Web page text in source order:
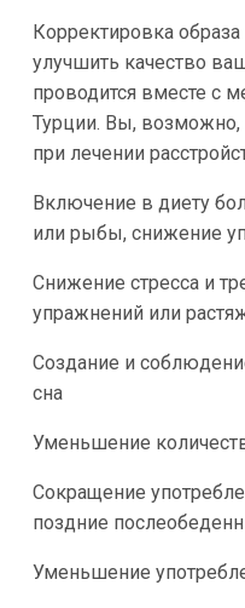
Корректировка
улучшить качество
проводится вместе с
Турции. Вы, возможно,
при лечении
Включение в диету
или рыбы, снижение
Снижение стресса и
упражнений или
Создание и
сна
Уменьшение
Сокращение
поздние
Уменьшение